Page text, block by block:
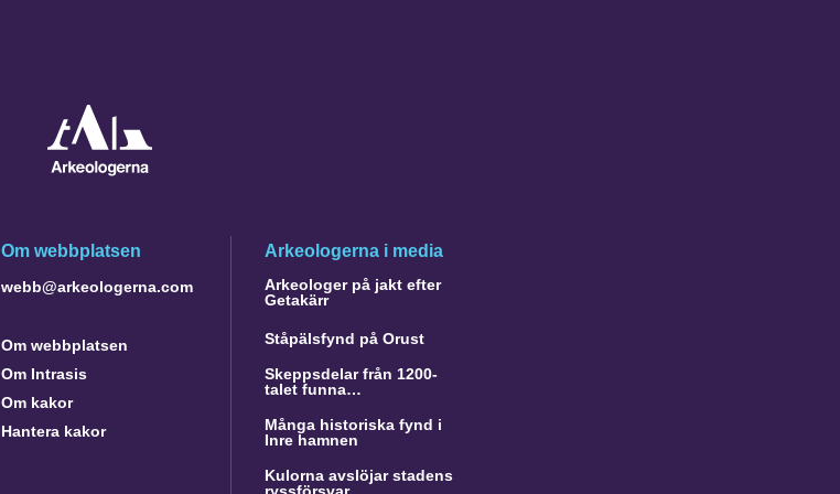
Om webbplatsen
webb@arkeologerna.com
Om webbplatsen
Om Intrasis
Om kakor
Hantera kakor
Arkeologerna i media
Arkeologer på jakt efter
Getakärr
Ståpälsfynd på Orust
Skeppsdelar från 1200-
talet funna…
Många historiska fynd i
Inre hamnen
Kulorna avslöjar stadens